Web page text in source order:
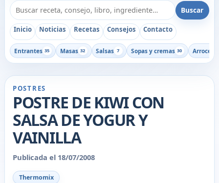
Buscar recetas, consejos o libros Buscar
Inicio Noticias Recetas Consejos Contacto
Entrantes 35 Masas 32 Salsas 7 Sopas y cremas 30 Arroces
POSTRES
POSTRE DE KIWI CON
SALSA DE YOGUR Y
VAINILLA
Publicada el 18/07/2008
Thermomix